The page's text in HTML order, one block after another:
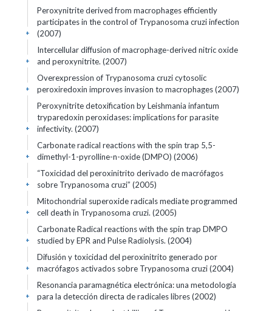
Peroxynitrite derived from macrophages efficiently
participates in the control of Trypanosoma cruzi infection
(2007)
+
Intercellular diffusion of macrophage-derived nitric oxide
and peroxynitrite. (2007)
+
Overexpression of Trypanosoma cruzi cytosolic
peroxiredoxin improves invasion to macrophages (2007)
+
Peroxynitrite detoxification by Leishmania infantum
tryparedoxin peroxidases: implications for parasite
infectivity. (2007)
+
Carbonate radical reactions with the spin trap 5,5-
dimethyl-1-pyrolline-n-oxide (DMPO) (2006)
+
“Toxicidad del peroxinitrito derivado de macrófagos
sobre Trypanosoma cruzi” (2005)
+
Mitochondrial superoxide radicals mediate programmed
cell death in Trypanosoma cruzi. (2005)
+
Carbonate Radical reactions with the spin trap DMPO
studied by EPR and Pulse Radiolysis. (2004)
+
Difusión y toxicidad del peroxinitrito generado por
macrófagos activados sobre Trypanosoma cruzi (2004)
+
Resonancia paramagnética electrónica: una metodología
para la detección directa de radicales libres (2002)
+